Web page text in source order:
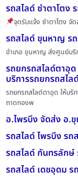
รถสไลด์ ซำตาโตง
จุดรับแจ้ง ซำตาโตง จั
รถสไลด์ ขุนหาญ ร
อำเภอ ขุนหาญ ส่งศูนย์บริ
รถยกรถสไลด์ตาอุ
บริการรถยกรถสไ
รถยกรถสไลด์ตาอุด ให้บริ
ถาดกองพ
อ.ไพรบึง จัดส่ง อ.
รถสไลด์ ไพรบึง ร
รถสไลด์ กันทรลัก
รถสไลด์ เดชอุดม